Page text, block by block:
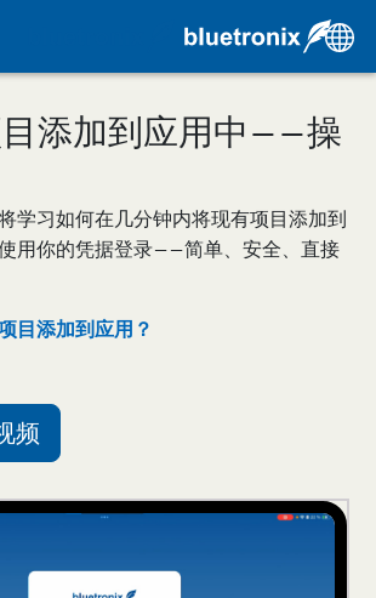
添加到应用中——操
学习如何在几分钟内将现有项目添加到
用你的凭据登录——简单、安全、直接
目添加到应用？
频